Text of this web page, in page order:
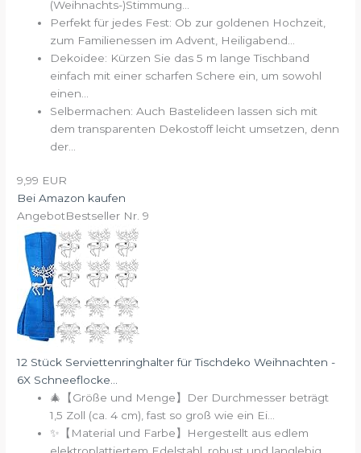
(Weihnachts-)Stimmung...
Perfekt für jedes Fest: Ob zur goldenen Hochzeit,
zum Familienessen im Advent, Heiligabend...
Dekoidee: Kürzen Sie das 5 m lange Tischband
einfach mit einer scharfen Schere ein, um sowohl
einen...
Selbermachen: Auch Bastelideen lassen sich mit
dem transparenten Dekostoff leicht umsetzen, denn
der...
9,99 EUR
Bei Amazon kaufen
AngebotBestseller Nr. 9
12 Stück Serviettenringhalter für Tischdeko Weihnachten -
6X Schneeflocke...
🎄【Größe und Menge】Der Durchmesser beträgt
1,5 Zoll (ca. 4 cm), fast so groß wie ein Ei...
✨【Material und Farbe】Hergestellt aus edlem